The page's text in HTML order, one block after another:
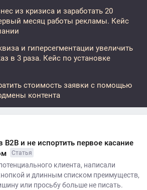
из кризиса и заработать 20
месяц работы рекламы. Кейс
и гиперсегментации увеличить
в 3 раза. Кейс по установке
стоимость заявки с помощью
контента
и не испортить первое касание
Статья
клиента, написали
и длинным списком преимуществ,
или просьбу больше не писать.